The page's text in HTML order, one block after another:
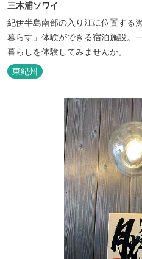
三木浦ソワイ
紀伊半島南部の入り江に位置する
暮らす」体験ができる宿泊施設。
暮らしを体験してみませんか。
東紀州